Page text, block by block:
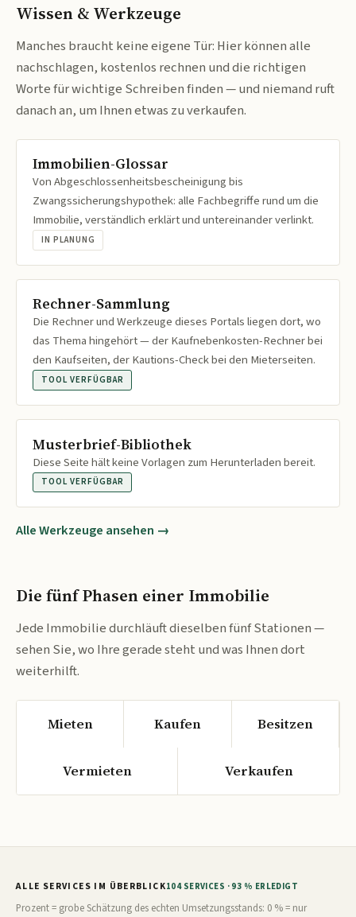
Wissen & Werkzeuge
Manches braucht keine eigene Tür: Hier können alle
nachschlagen, kostenlos rechnen und die richtigen
Worte für wichtige Schreiben finden — und niemand ruft
danach an, um Ihnen etwas zu verkaufen.
Immobilien-Glossar
Von Abgeschlossenheitsbescheinigung bis
Zwangssicherungshypothek: alle Fachbegriffe rund um die
Immobilie, verständlich erklärt und untereinander verlinkt.
IN PLANUNG
Rechner-Sammlung
Die Rechner und Werkzeuge dieses Portals liegen dort, wo
das Thema hingehört — der Kaufnebenkosten-Rechner bei
den Kaufseiten, der Kautions-Check bei den Mieterseiten.
TOOL VERFÜGBAR
Musterbrief-Bibliothek
Diese Seite hält keine Vorlagen zum Herunterladen bereit.
TOOL VERFÜGBAR
Alle Werkzeuge ansehen →
Die fünf Phasen einer Immobilie
Jede Immobilie durchläuft dieselben fünf Stationen —
sehen Sie, wo Ihre gerade steht und was Ihnen dort
weiterhilft.
Mieten Kaufen Besitzen
Vermieten Verkaufen
ALLE SERVICES IM ÜBERBLICK104 SERVICES · 93 % ERLEDIGT
Prozent = grobe Schätzung des echten Umsetzungsstands: 0 % = nur